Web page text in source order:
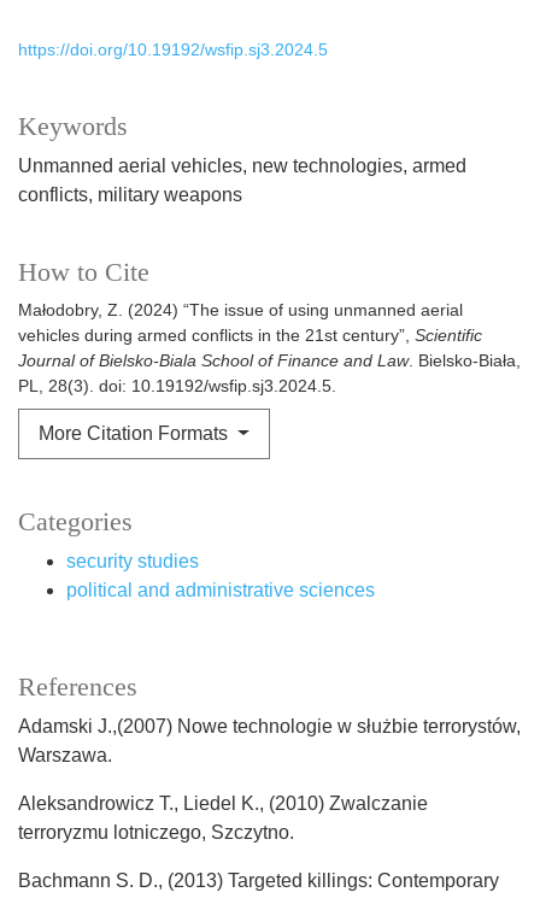
Keywords
Unmanned aerial vehicles new technologies armed
conflicts military weapons
Categories
security studies
political and administrative sciences
How to Cite
Małodobry, Z. (2024) “The issue of using unmanned aerial
vehicles during armed conflicts in the 21st century”, Scientific
Journal of Bielsko-Biala School of Finance and Law. Bielsko-Biała,
PL, 28(3). doi: 10.19192/wsfip.sj3.2024.5.
More Citation Formats
https://doi.org/10.19192/wsfip.sj3.2024.5
References
Adamski J.,(2007) Nowe technologie w służbie terrorystów,
Warszawa.
Aleksandrowicz T., Liedel K., (2010) Zwalczanie
terroryzmu lotniczego, Szczytno.
Bachmann S. D., (2013) Targeted killings: Contemporary